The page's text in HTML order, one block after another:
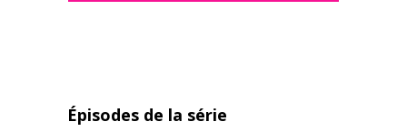
Épisodes de la série